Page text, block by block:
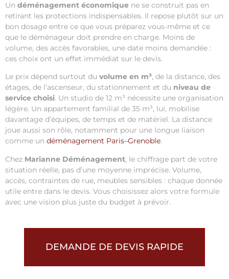
Un déménagement économique ne se construit pas en
retirant les protections indispensables. Il repose plutôt sur un
bon dosage entre ce que vous préparez vous-même et ce
que le déménageur doit prendre en charge. Moins de
volume, des accès favorables, une date moins demandée :
ces choix ont un effet immédiat sur le devis.
Le prix dépend surtout du volume en m³, de la distance, des
étages, de l’ascenseur, du stationnement et du niveau de
service choisi. Un studio de 12 m³ nécessite une organisation
légère. Un appartement familial de 35 m³, lui, mobilise
davantage d’équipes, de temps et de matériel. La distance
joue aussi son rôle, notamment pour une longue liaison
comme un déménagement Paris–Grenoble.
Chez Marianne Déménagement, le chiffrage part de votre
situation réelle, pas d’une moyenne imprécise. Volume,
accès, contraintes de rue, meubles sensibles : chaque donnée
utile entre dans le devis. Vous choisissez alors votre formule
avec une vision plus juste du budget à prévoir.
DEMANDE DE DEVIS RAPIDE